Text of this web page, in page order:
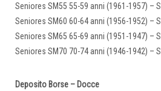
Seniores SM55 55-59 anni (1961-1957) –
Seniores SM60 60-64 anni (1956-1952) –
Seniores SM65 65-69 anni (1951-1947) –
Seniores SM70 70-74 anni (1946-1942) –
Deposito Borse – Docce